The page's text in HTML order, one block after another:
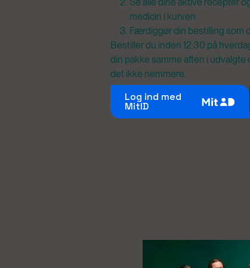
medicin i kurven
Færdiggør din bestilling som
Bestiller du inden 12:30 på
din pakke samme aften i udvalgte
det ikke nemmere.
Log ind med
MitID